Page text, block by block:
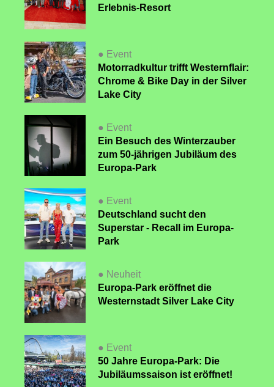
Erlebnis-Resort
● Event
Motorradkultur trifft Westernflair:
Chrome & Bike Day in der Silver
Lake City
● Event
Ein Besuch des Winterzauber
zum 50-jährigen Jubiläum des
Europa-Park
● Event
Deutschland sucht den
Superstar - Recall im Europa-
Park
● Neuheit
Europa-Park eröffnet die
Westernstadt Silver Lake City
● Event
50 Jahre Europa-Park: Die
Jubiläumssaison ist eröffnet!